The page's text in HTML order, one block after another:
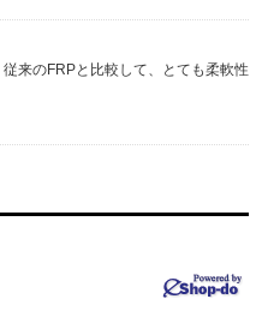
来のFRPと比較して、とても柔軟性